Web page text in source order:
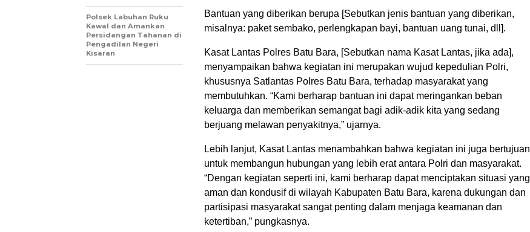
Bantuan yang diberikan berupa [Sebutkan jenis bantuan yang diberikan,
misalnya: paket sembako, perlengkapan bayi, bantuan uang tunai, dll].
Kasat Lantas Polres Batu Bara, [Sebutkan nama Kasat Lantas, jika ada],
menyampaikan bahwa kegiatan ini merupakan wujud kepedulian Polri,
khususnya Satlantas Polres Batu Bara, terhadap masyarakat yang
membutuhkan. “Kami berharap bantuan ini dapat meringankan beban
keluarga dan memberikan semangat bagi adik-adik kita yang sedang
berjuang melawan penyakitnya,” ujarnya.
Lebih lanjut, Kasat Lantas menambahkan bahwa kegiatan ini juga bertujuan
untuk membangun hubungan yang lebih erat antara Polri dan masyarakat.
“Dengan kegiatan seperti ini, kami berharap dapat menciptakan situasi yang
aman dan kondusif di wilayah Kabupaten Batu Bara, karena dukungan dan
partisipasi masyarakat sangat penting dalam menjaga keamanan dan
ketertiban,” pungkasnya.
Polsek Labuhan Ruku
Kawal dan Amankan
Persidangan Tahanan di
Pengadilan Negeri
Kisaran